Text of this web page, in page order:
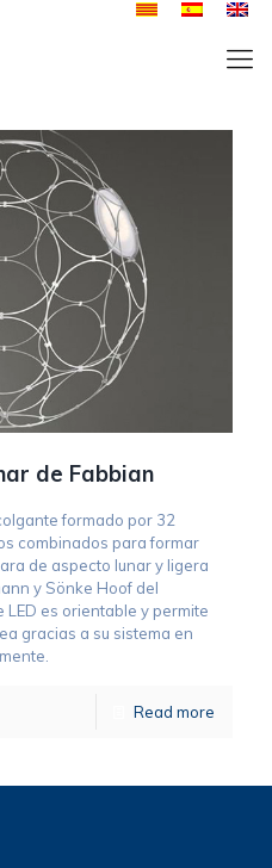
de Fabbian
formado por 32
combinados para formar
de aspecto lunar y ligera
y Sönke Hoof del
LED es orientable y permite
gracias a su sistema en
Read more